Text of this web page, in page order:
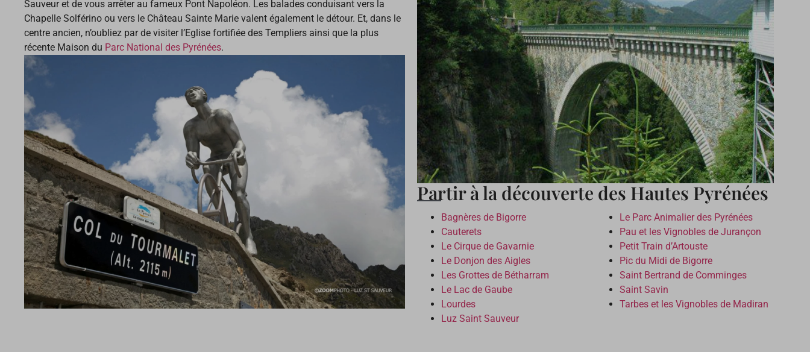
Sauveur et de vous arrêter au fameux Pont Napoléon. Les balades conduisant vers la
Chapelle Solférino ou vers le Château Sainte Marie valent également le détour. Et, dans le
centre ancien, n’oubliez par de visiter l’Eglise fortifiée des Templiers ainsi que la plus
récente Maison du Parc National des Pyrénées.
Partir à la découverte des Hautes Pyrénées
Bagnères de Bigorre
Cauterets
Le Cirque de Gavarnie
Le Donjon des Aigles
Les Grottes de Bétharram
Le Lac de Gaube
Lourdes
Luz Saint Sauveur
Le Parc Animalier des Pyrénées
Pau et les Vignobles de Jurançon
Petit Train d’Artouste
Pic du Midi de Bigorre
Saint Bertrand de Comminges
Saint Savin
Tarbes et les Vignobles de Madiran